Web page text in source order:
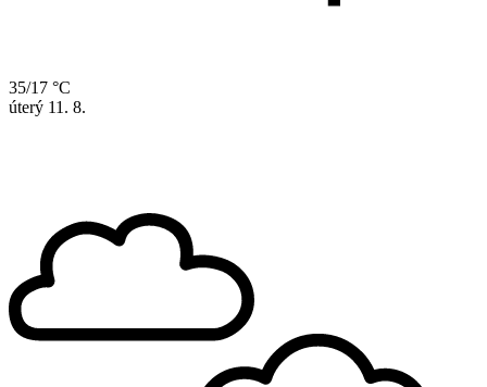
35/17 °C
úterý 11. 8.